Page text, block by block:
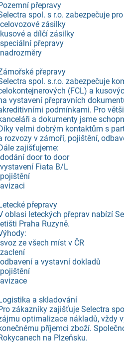
přepravy
spol. s r.o. zabezpečuje
zásilky
a dílčí zásilky
přepravy
přepravy
spol. s.r.o. zabezpečuje
(FCL) a
vystavení přepravních
podmínkami. Pro
a dokumenty jsme
velmi dobrým kontaktům s
rozvozy v zámoří, pojištění,
zajišťujeme:
door to door
Fiata B/L
přepravy
oblasi leteckých přeprav nabízí
Praha Ruzyně.
ze všech míst v ČR
a vystavní dokladů
a skladování
zákazníky zajišťuje Selectra
optimalizace nákladů, vždy
příjemci zboží.
na Plzeňsku.